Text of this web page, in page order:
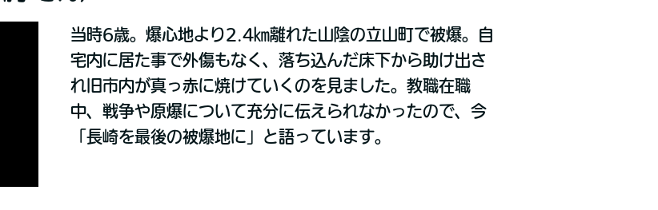
当時6歳。爆心地より2.4㎞離れた山陰の立山町で被爆。自
宅内に居た事で外傷もなく、落ち込んだ床下から助け出さ
れ旧市内が真っ赤に焼けていくのを見ました。教職在職
中、戦争や原爆について充分に伝えられなかったので、今
「長崎を最後の被爆地に」と語っています。